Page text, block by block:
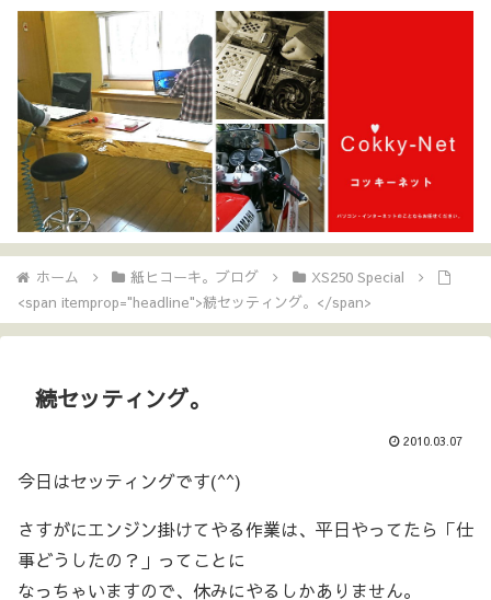
ホーム 紙ヒコーキ。ブログ
XS250 Special
<span itemprop="headline">続セッティング。</span>
続セッティング。
2010.03.07
今日はセッティングです(^^)
さすがにエンジン掛けてやる作業は、平日やってたら「仕
事どうしたの？」ってことに
なっちゃいますので、休みにやるしかありません。